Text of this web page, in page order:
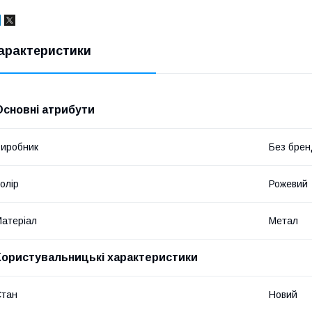
атрибути
Без
Рожевий
Метал
характеристики
Новий